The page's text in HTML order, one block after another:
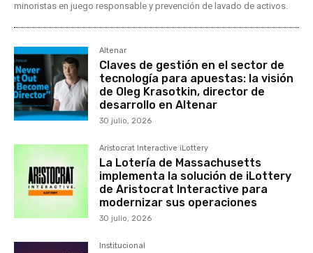
minoristas en juego responsable y prevención de lavado de activos.
Altenar
Claves de gestión en el sector de
tecnología para apuestas: la visión
de Oleg Krasotkin, director de
desarrollo en Altenar
30 julio, 2026
Aristocrat Interactive iLottery
La Lotería de Massachusetts
implementa la solución de iLottery
de Aristocrat Interactive para
modernizar sus operaciones
30 julio, 2026
Institucional